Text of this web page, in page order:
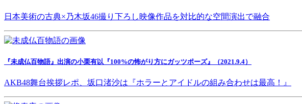
日本美術の古典×乃木坂46撮り下ろし映像作品を対比的な空間演出で融合
『未成仏百物語』出演の小栗有以『100%の怖がり方にガッツポーズ』（2021.9.4）
AKB48舞台挨拶レポ、坂口渚沙は『ホラーとアイドルの組み合わせは最高！』